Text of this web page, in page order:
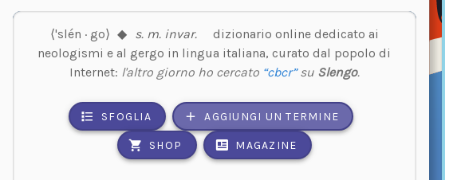
⟨'slén · go⟩ ◆ s. m. invar.
dizionario online dedicato ai
neologismi e al gergo in lingua italiana, curato dal popolo di
Internet: l'altro giorno ho cercato “cbcr”su Slengo.
SFOGLIA AGGIUNGI UN TERMINE
SHOP MAGAZINE